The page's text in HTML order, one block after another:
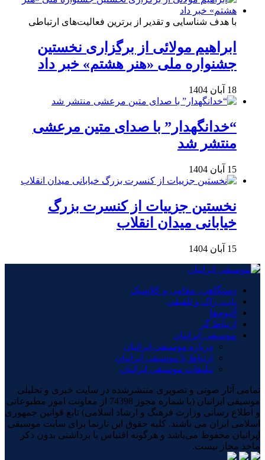
×
با هدف شناسایی و تقدیر از برترین فعالیت‌های ارتباطی
ابراهیم مولائی از برگزاری نخستین
جشنواره ملی «هنر هشتم» خبر داد
18 آبان 1404
“خدانگهدار” با صدای متین مرعشی
منتشر شد
15 آبان 1404
نخستین جزییات از کنسرت بزرگ
خیابانی میدان انقلاب
15 آبان 1404
دستگاهی، مقامی و کلاسیک
پاپ، راک و تلفیقی
آلبوم‌ها
ارتباط گر
موسیقی ایرانیان
درباره موسیقی ایرانیان
ارتباط با موسیقی ایرانیان
تبلیغات موسیقی ایرانیان
تمامی آثار صوتی و تصویری منتشرشده در سایت خبری و تحلیلی
موسیقی ایرانیان (با شماره مجوز 74398 از معاونت امور مطبوعاتی
و اطلاع رسانی وزارت فرهنگ و ارشاد اسلامی) تابع قوانین جمهوری
اسلامی ایران می باشند. کلیه حقوق این تارنما برای سایت موسیقی
ایرانیان محفوظ می‌باشد و هرگونه اقتباس یا برداشتی بدون ذکر
ماخذ مجاز نیست.